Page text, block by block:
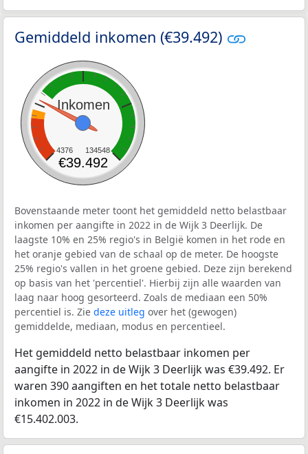
Gemiddeld inkomen (€39.492)
Inkomen
4376 134548
€39.492
Bovenstaande meter toont het gemiddeld netto belastbaar
inkomen per aangifte in 2022 in de Wijk 3 Deerlijk. De
laagste 10% en 25% regio's in België komen in het rode en
het oranje gebied van de schaal op de meter. De hoogste
25% regio's vallen in het groene gebied. Deze zijn berekend
op basis van het 'percentiel'. Hierbij zijn alle waarden van
laag naar hoog gesorteerd. Zoals de mediaan een 50%
percentiel is. Zie deze uitleg over het (gewogen)
gemiddelde, mediaan, modus en percentieel.
Het gemiddeld netto belastbaar inkomen per
aangifte in 2022 in de Wijk 3 Deerlijk was €39.492. Er
waren 390 aangiften en het totale netto belastbaar
inkomen in 2022 in de Wijk 3 Deerlijk was
€15.402.003.